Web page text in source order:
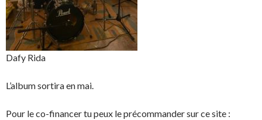
Dafy Rida
L’album sortira en mai.
Pour le co-financer tu peux le précommander sur ce site :